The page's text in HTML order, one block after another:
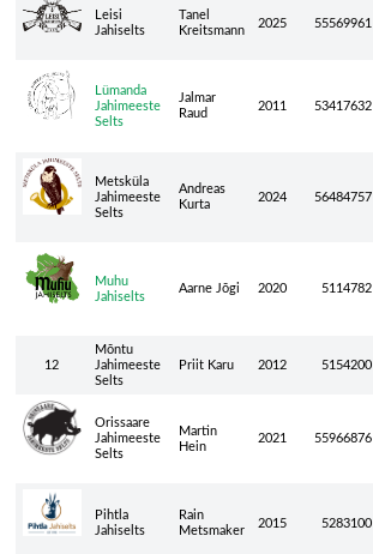
Leisi
Jahiselts
Tanel
Kreitsmann
2025 55569961
Lümanda
Jahimeeste
Selts
Jalmar
Raud
2011 53417632
Metsküla
Jahimeeste
Selts
Andreas
Kurta
2024 56484757
Muhu
Jahiselts
Aarne Jõgi 2020 5114782
12
Mõntu
Jahimeeste
Selts
Priit Karu 2012 5154200
Orissaare
Jahimeeste
Selts
Martin
Hein
2021 55966876
Pihtla
Jahiselts
Rain
Metsmaker
2015 5283100